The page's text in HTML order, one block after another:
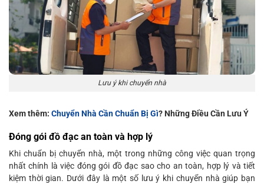
Lưu ý khi chuyển nhà
Xem thêm: Chuyển Nhà Cần Chuẩn Bị Gì? Những Điều Cần Lưu Ý
Đóng gói đồ đạc an toàn và hợp lý
Khi chuẩn bị chuyển nhà, một trong những công việc quan trọng
nhất chính là việc đóng gói đồ đạc sao cho an toàn, hợp lý và tiết
kiệm thời gian. Dưới đây là một số lưu ý khi chuyển nhà giúp bạn